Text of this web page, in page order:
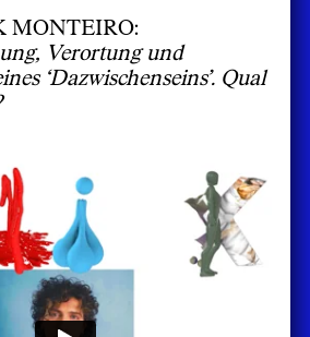
MONTEIRO:
Verortung und
‘Dazwischenseins’. Qual